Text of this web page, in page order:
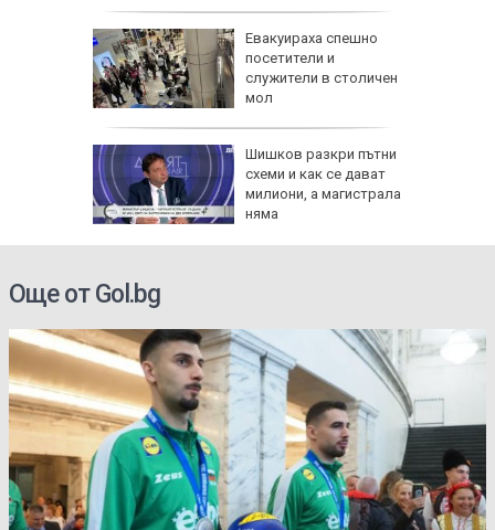
Евакуираха спешно
посетители и
служители в столичен
мол
Шишков разкри пътни
схеми и как се дават
милиони, а магистрала
няма
Още от Gol.bg